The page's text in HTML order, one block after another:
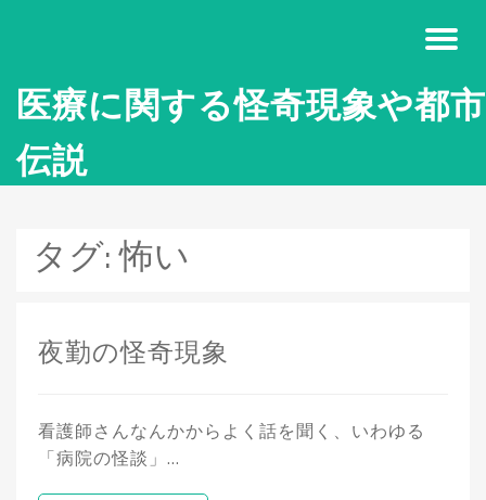
医療に関する怪奇現象や都市
伝説
タグ:怖い
夜勤の怪奇現象
看護師さんなんかからよく話を聞く、いわゆる
「病院の怪談」…